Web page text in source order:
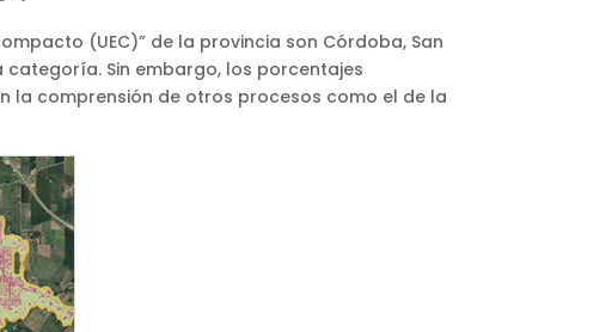
(UEC)” de la provincia son Córdoba, San
categoría. Sin embargo, los porcentajes
comprensión de otros procesos como el de la